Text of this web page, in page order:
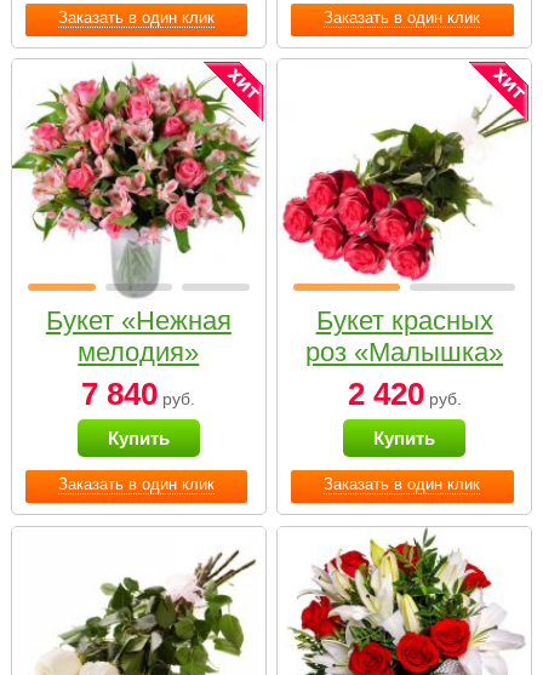
Заказать в один клик Заказать в один клик
Заказать в один клик
Букет «Нежная
мелодия»
7 840 руб.
Купить
Заказать в один клик
Букет красных
роз «Малышка»
2 420руб.
Купить